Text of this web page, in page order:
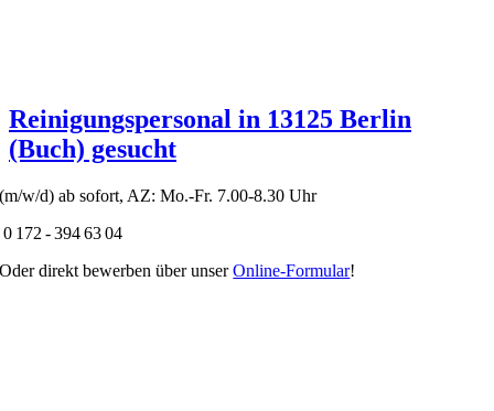
Reinigungspersonal in 13125 Berlin
(Buch) gesucht
(m/w/d) ab sofort, AZ: Mo.-Fr. 7.00-8.30 Uhr
0 172 - 394 63 04
Oder direkt bewerben über unserOnline-Formular!